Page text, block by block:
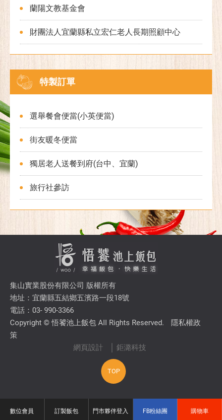
數位會員 訂製飯包 門市夥伴登入 FB粉絲團 購物車
蘭陽文教基金會
財團法人宜蘭縣私立宏仁老人長期照顧中心
特製訂單
選舉餐會便當(小英便當)
街友暖冬便當
獨居老人送餐到府(台中、宜蘭)
旅行社參訪
集山實業股份有限公司 版權所有
地址：宜蘭縣五結鄉五濱路一段18號
電話：03- 990-3366
Copyright © 悟饕池上飯包 All Rights Reserved.
隱私權政
策
網頁設計
│ 鉅潞科技
TOP